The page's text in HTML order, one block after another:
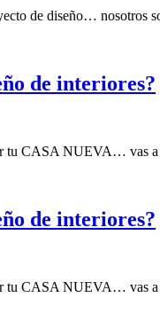
de diseño…
de interiores?
tu CASA NUEVA… vas
de interiores?
tu CASA NUEVA… vas